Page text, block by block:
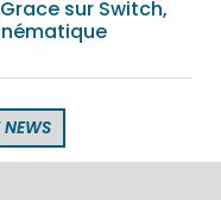
sur Switch,
NEWS